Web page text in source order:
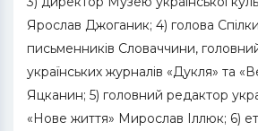
Ярослав Джоганик; 4) голова
письменників Словаччини,
українських журналів «Дукля» та
Яцканин; 5) головний редактор
«Нове життя» Мирослав Іллюк; 6)